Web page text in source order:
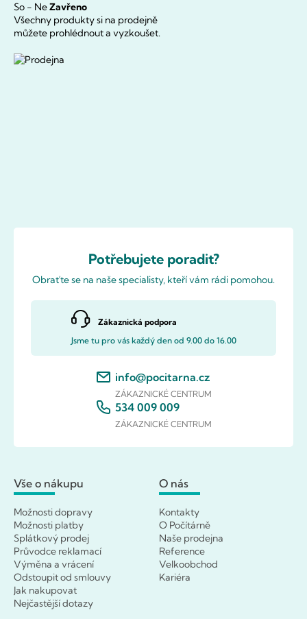
So - NeZavřeno
Všechny produkty si na prodejně
můžete prohlédnout a vyzkoušet.
Potřebujete poradit?
Obraťte se na naše specialisty, kteří vám rádi pomohou.
Zákaznická podpora
Jsme tu pro vás každý den od 9.00 do 16.00
info@pocitarna.cz
ZÁKAZNICKÉ CENTRUM
534 009 009
ZÁKAZNICKÉ CENTRUM
Vše o nákupu
Možnosti dopravy
Možnosti platby
Splátkový prodej
Průvodce reklamací
Výměna a vrácení
Odstoupit od smlouvy
Jak nakupovat
Nejčastější dotazy
O nás
Kontakty
O Počítárně
Naše prodejna
Reference
Velkoobchod
Kariéra